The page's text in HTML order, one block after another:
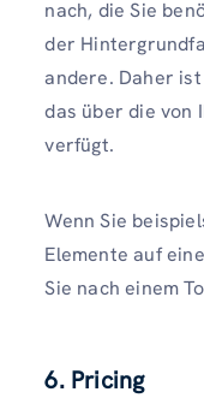
nach, die Sie
der
andere. Daher
das über die von
verfügt.
Wenn Sie
Elemente auf
Sie nach einem
6. Pricing